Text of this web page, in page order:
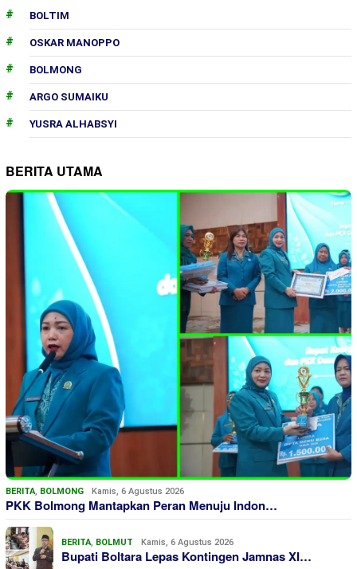
BOLTIM
OSKAR MANOPPO
BOLMONG
ARGO SUMAIKU
YUSRA ALHABSYI
BERITA UTAMA
BERITA, BOLMONG Kamis, 6 Agustus 2026
PKK Bolmong Mantapkan Peran Menuju Indon…
BERITA, BOLMUT Kamis, 6 Agustus 2026
Bupati Boltara Lepas Kontingen Jamnas XI…